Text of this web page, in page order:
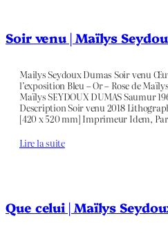
Soir venu | Maïlys
Mailys Seydoux Dumas Soir venu
l’exposition Bleu – Or – Rose de
Maïlys SEYDOUX DUMAS Saumur
Description Soir venu 2018
[420 x 520 mm] Imprimeur Idem,
Lire la suite
Que celui | Maïlys